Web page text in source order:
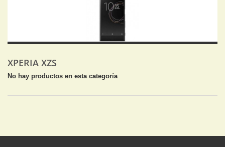
XPERIA XZS
No hay productos en esta categoría